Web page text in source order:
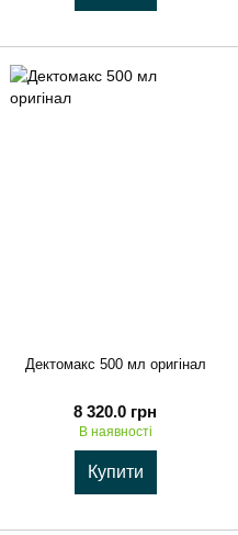
Дектомакс 500 мл оригінал
8 320.0 грн
В наявності
Купити